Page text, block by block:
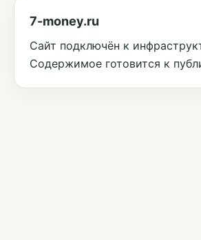
7-money.ru
Сайт подключён к
Содержимое готовится к